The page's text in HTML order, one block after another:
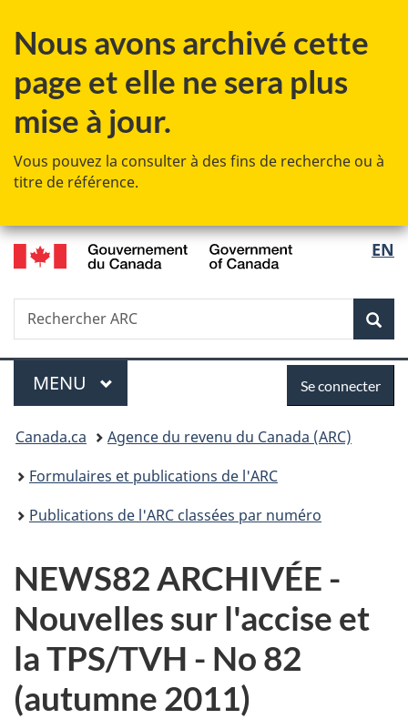
au
principal
à
Au
»
à
version
Nous avons archivé cette
page et elle ne sera plus
mise à jour.
Vous pouvez la consulter à des fins de recherche ou à
titre de référence.
de
la
EN
Recherche
Rechercher
ARC
Menu
MENU PRINCIPAL
connecter
Se connecter
Vous
êtes
ici :
Canada.ca
Agence du revenu du Canada (ARC)
Formulaires et publications de l'ARC
Publications de l'ARC classées par numéro
NEWS82 ARCHIVÉE -
Nouvelles sur l'accise et
la TPS/TVH - No 82
(autumne 2011)